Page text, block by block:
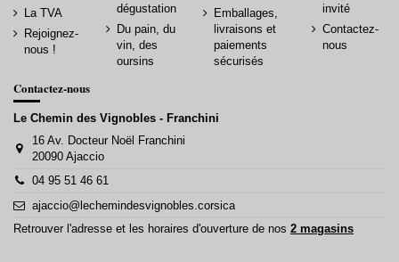
La TVA
Rejoignez-
nous !
dégustation
Du pain, du
vin, des
oursins
Emballages,
livraisons et
paiements
sécurisés
invité
Contactez-
nous
Contactez-nous
Le Chemin des Vignobles - Franchini
16 Av. Docteur Noël Franchini
20090 Ajaccio
04 95 51 46 61
ajaccio@lechemindesvignobles.corsica
Retrouver l'adresse et les horaires d'ouverture de nos 2 magasins